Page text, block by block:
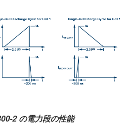
2 の電力段の性能